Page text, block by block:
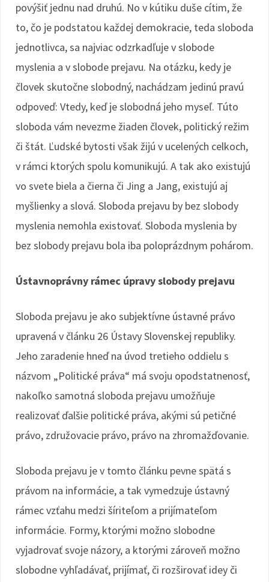
povýšiť jednu nad druhú. No v kútiku duše cítim, že
to, čo je podstatou každej demokracie, teda sloboda
jednotlivca, sa najviac odzrkadľuje v slobode
myslenia a v slobode prejavu. Na otázku, kedy je
človek skutočne slobodný, nachádzam jedinú pravú
odpoveď: Vtedy, keď je slobodná jeho myseľ. Túto
sloboda vám nevezme žiaden človek, politický režim
či štát. Ľudské bytosti však žijú v ucelených celkoch,
v rámci ktorých spolu komunikujú. A tak ako existujú
vo svete biela a čierna či Jing a Jang, existujú aj
myšlienky a slová. Sloboda prejavu by bez slobody
myslenia nemohla existovať. Sloboda myslenia by
bez slobody prejavu bola iba poloprázdnym pohárom.
Ústavnoprávny rámec úpravy slobody prejavu
Sloboda prejavu je ako subjektívne ústavné právo
upravená v článku 26 Ústavy Slovenskej republiky.
Jeho zaradenie hneď na úvod tretieho oddielu s
názvom „Politické práva“ má svoju opodstatnenosť,
nakoľko samotná sloboda prejavu umožňuje
realizovať ďalšie politické práva, akými sú petičné
právo, združovacie právo, právo na zhromažďovanie.
Sloboda prejavu je v tomto článku pevne spätá s
právom na informácie, a tak vymedzuje ústavný
rámec vzťahu medzi šíriteľom a prijímateľom
informácie. Formy, ktorými možno slobodne
vyjadrovať svoje názory, a ktorými zároveň možno
slobodne vyhľadávať, prijímať, či rozširovať idey či